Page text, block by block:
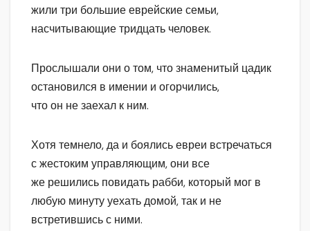
жили три большие еврейские семьи,
насчитывающие тридцать человек.
Прослышали они о том, что знаменитый цадик
остановился в имении и огорчились,
что он не заехал к ним.
Хотя темнело, да и боялись евреи встречаться
с жестоким управляющим, они все
же решились повидать рабби, который мог в
любую минуту уехать домой, так и не
встретившись с ними.